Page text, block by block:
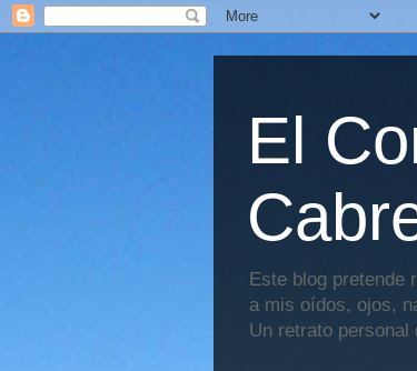
El
Este blog pretende
a mis oídos, ojos,
Un retrato personal